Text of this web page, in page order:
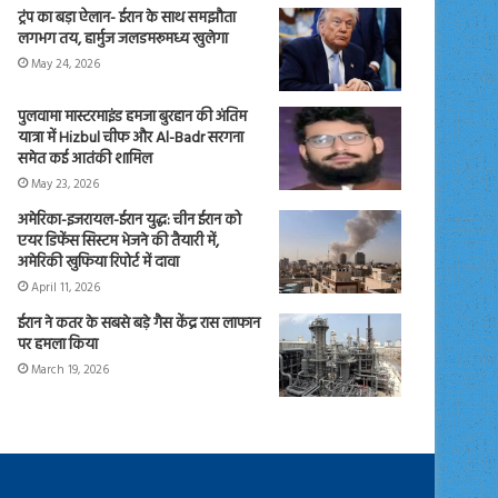
ट्रंप का बड़ा ऐलान- ईरान के साथ समझौता
लगभग तय, हार्मुज जलडमरूमध्य खुलेगा
May 24, 2026
पुलवामा मास्टरमाइंड हमजा बुरहान की अंतिम
यात्रा में Hizbul चीफ और Al-Badr सरगना
समेत कई आतंकी शामिल
May 23, 2026
अमेरिका-इजरायल-ईरान युद्ध: चीन ईरान को
एयर डिफेंस सिस्टम भेजने की तैयारी में,
अमेरिकी खुफिया रिपोर्ट में दावा
April 11, 2026
ईरान ने कतर के सबसे बड़े गैस केंद्र रास लाफान
पर हमला किया
March 19, 2026